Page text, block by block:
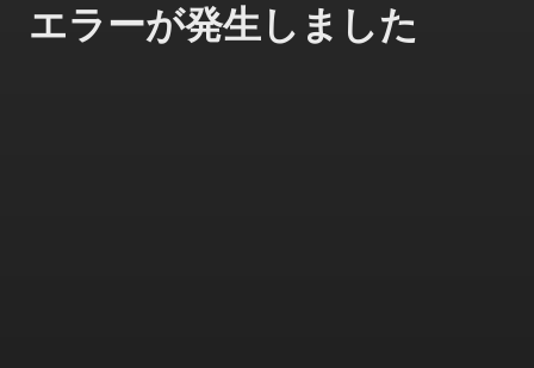
エラーが発生しました